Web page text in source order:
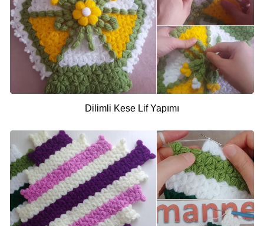
Dilimli Kese Lif Yapımı